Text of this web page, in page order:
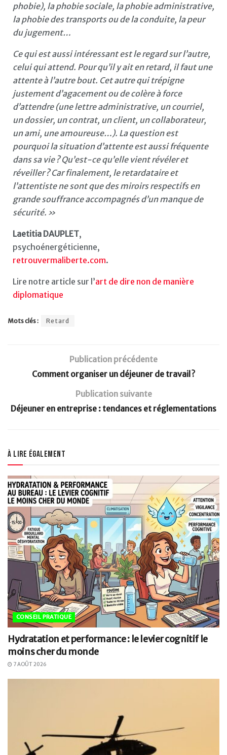
phobie), la phobie sociale, la phobie administrative,
la phobie des transports ou de la conduite, la peur
du jugement…
Ce qui est aussi intéressant est le regard sur l’autre,
celui qui attend. Pour qu’il y ait en retard, il faut une
attente à l’autre bout. Cet autre qui trépigne
justement d’agacement ou de colère à force
d’attendre (une lettre administrative, un courriel,
un dossier, un contrat, un client, un collaborateur,
un ami, une amoureuse…). La question est
pourquoi la situation d’attente est aussi fréquente
dans sa vie ? Qu’est-ce qu’elle vient révéler et
réveiller ? Car finalement, le retardataire et
l’attentiste ne sont que des miroirs respectifs en
grande souffrance accompagnés d’un manque de
sécurité. »
Laetitia DAUPLET,
psychoénergéticienne,
retrouvermaliberte.com.
Lire notre article sur l’art de dire non de manière
diplomatique
Mots clés : Retard
Publication précédente
Comment organiser un déjeuner de travail ?
Publication suivante
Déjeuner en entreprise : tendances et réglementations
À lire également
CONSEIL PRATIQUE
Hydratation et performance : le levier cognitif le
moins cher du monde
7 AOÛT 2026